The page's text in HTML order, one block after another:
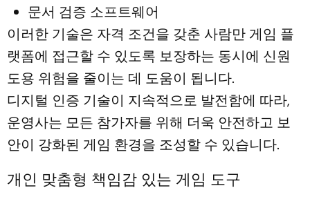
문서 검증 소프트웨어
이러한 기술은 자격 조건을 갖춘 사람만 게임 플
랫폼에 접근할 수 있도록 보장하는 동시에 신원
도용 위험을 줄이는 데 도움이 됩니다.
디지털 인증 기술이 지속적으로 발전함에 따라,
운영사는 모든 참가자를 위해 더욱 안전하고 보
안이 강화된 게임 환경을 조성할 수 있습니다.
개인 맞춤형 책임감 있는 게임 도구